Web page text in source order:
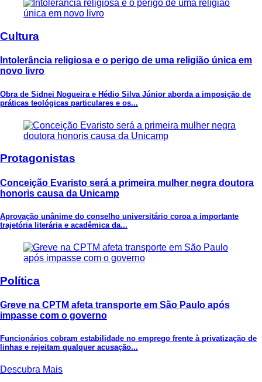
Cultura
Intolerância religiosa e o perigo de uma religião única em
novo livro
Obra de Sidnei Nogueira e Hédio Silva Júnior aborda a imposição de
práticas teológicas particulares e os...
Protagonistas
Conceição Evaristo será a primeira mulher negra doutora
honoris causa da Unicamp
Aprovação unânime do conselho universitário coroa a importante
trajetória literária e acadêmica da...
Política
Greve na CPTM afeta transporte em São Paulo após
impasse com o governo
Funcionários cobram estabilidade no emprego frente à privatização de
linhas e rejeitam qualquer acusação...
Descubra Mais